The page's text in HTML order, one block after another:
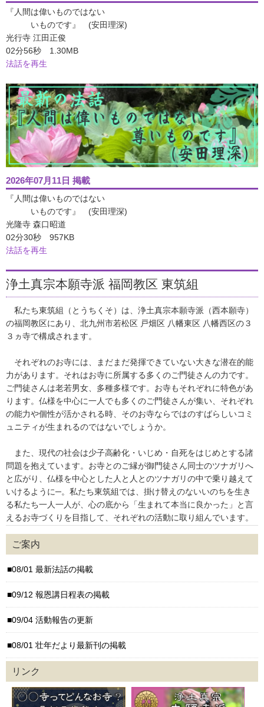
『人間は偉いものではない
いものです』 (安田理深)
光行寺 江田正俊
02分56秒 1.30MB
法話を再生
2026年07月11日 掲載
『人間は偉いものではない
いものです』 (安田理深)
光隆寺 森口昭道
02分30秒 957KB
法話を再生
浄土真宗本願寺派 福岡教区 東筑組
私たち東筑組（とうちくそ）は、浄土真宗本願寺派（西本願寺）
の福岡教区にあり、北九州市若松区 戸畑区 八幡東区 八幡西区の３
３ヵ寺で構成されます。
それぞれのお寺には、まだまだ発揮できていない大きな潜在的能
力があります。それはお寺に所属する多くのご門徒さんの力です。
ご門徒さんは老若男女、多種多様です。お寺もそれぞれに特色があ
ります。仏様を中心に一人でも多くのご門徒さんが集い、それぞれ
の能力や個性が活かされる時、そのお寺ならではのすばらしいコミ
ュニティが生まれるのではないでしょうか。
また、現代の社会は少子高齢化・いじめ・自死をはじめとする諸
問題を抱えています。お寺とのご縁が御門徒さん同士のツナガリへ
と広がり、仏様を中心とした人と人とのツナガリの中で乗り越えて
いけるように─。私たち東筑組では、掛け替えのないいのちを生き
る私たち一人一人が、心の底から「生まれて本当に良かった」と言
えるお寺づくりを目指して、それぞれの活動に取り組んでいます。
ご案内
08/01 最新法話の掲載
09/12 報恩講日程表の掲載
09/04 活動報告の更新
08/01 壮年だより最新刊の掲載
リンク